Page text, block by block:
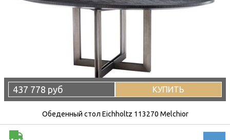
437 778 руб КУПИТЬ
Обеденный стол Eichholtz 113270 Melchior